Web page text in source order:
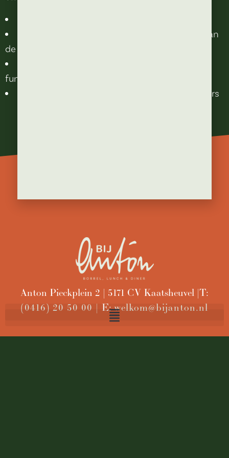
Ondertekend contract voor minimaal 90% van
de medewerkers
functioneringsgesprekken
Actieve rol en participatie van de medewerkers
Anton Pieckplein 2 | 5171 CV Kaatsheuvel | T:
(0416) 20 50 00 | E:welkom@bijanton.nl